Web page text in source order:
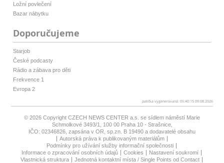
Ložní povlečení
Bazar nábytku
Doporučujeme
Starjob
České podcasty
Rádio a zábava pro děti
Frekvence 1
Evropa 2
patička vygenerovaná: 05:40:15 09.08.2026
© 2026 Copyright CZECH NEWS CENTER a.s. se sídlem náměstí Marie
Schmolkové 3493/1, 100 00 Praha 10 - Strašnice,
IČO: 02346826, zapsána v OR, sp.zn. B 19490 a dodavatelé obsahu
Autorská práva k publikovaným materiálům
Podmínky pro užívání služby informační společnosti
Informace o zpracování osobních údajů
Cookies
Nastavení soukromí
Vlastnická struktura
Jednotná kontaktní místa / Single Points od Contact